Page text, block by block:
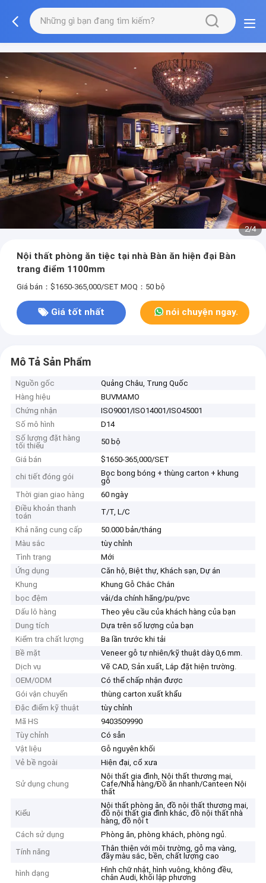
3/4
Nội thất phòng ăn tiệc tại nhà Bàn ăn hiện đại Bàn
trang điểm 1100mm
Giá bán：$1650-365,000/SET MOQ：50 bộ
Giá tốt nhất nói chuyện ngay.
Mô Tả Sản Phẩm
Nguồn gốc
Quảng Châu, Trung Quốc
Hàng hiệu
BUVMAMO
Chứng nhận
ISO9001/ISO14001/ISO45001
Số mô hình
D14
Số lượng đặt hàng
tối thiểu
50 bộ
Giá bán
$1650-365,000/SET
chi tiết đóng gói
Bọc bong bóng + thùng carton + khung
gỗ
Thời gian giao hàng
60 ngày
Điều khoản thanh
toán
T/T, L/C
Khả năng cung cấp
50.000 bản/tháng
Màu sắc
tùy chỉnh
Tình trạng
Mới
Ứng dụng
Căn hộ, Biệt thự, Khách sạn, Dự án
Khung
Khung Gỗ Chắc Chắn
bọc đệm
vải/da chính hãng/pu/pvc
Dấu lô hàng
Theo yêu cầu của khách hàng của bạn
Dung tích
Dựa trên số lượng của bạn
Kiểm tra chất lượng
Ba lần trước khi tải
Bề mặt
Veneer gỗ tự nhiên/kỹ thuật dày 0,6 mm.
Dịch vụ
Vẽ CAD, Sản xuất, Lắp đặt hiện trường.
OEM/ODM
Có thể chấp nhận được
Gói vận chuyển
thùng carton xuất khẩu
Đặc điểm kỹ thuật
tùy chỉnh
Mã HS
9403509990
Tùy chỉnh
Có sẵn
Vật liệu
Gỗ nguyên khối
Vẻ bề ngoài
Hiện đại, cổ xưa
Sử dụng chung
Nội thất gia đình, Nội thất thương mại,
Cafe/Nhà hàng/Đồ ăn nhanh/Canteen Nội
thất
Kiểu
Nội thất phòng ăn, đồ nội thất thương mại,
đồ nội thất gia đình khác, đồ nội thất nhà
hàng, đồ nội t
Cách sử dụng
Phòng ăn, phòng khách, phòng ngủ.
Tính năng
Thân thiện với môi trường, gỗ mạ vàng,
đầy màu sắc, bền, chất lượng cao
hình dạng
Hình chữ nhật, hình vuông, không đều,
chân Audi, khối lập phương